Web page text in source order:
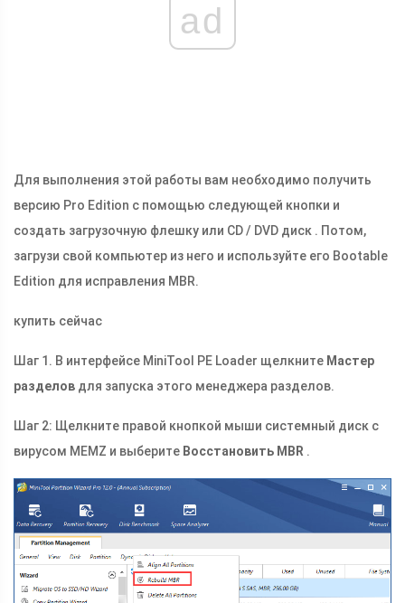
ad
Для выполнения этой работы вам необходимо получить
версию Pro Edition с помощью следующей кнопки и
создать загрузочную флешку или CD / DVD диск . Потом,
загрузи свой компьютер из него и используйте его Bootable
Edition для исправления MBR.
купить сейчас
Шаг 1. В интерфейсе MiniTool PE Loader щелкните Мастер
разделов для запуска этого менеджера разделов.
Шаг 2: Щелкните правой кнопкой мыши системный диск с
вирусом MEMZ и выберите Восстановить MBR .